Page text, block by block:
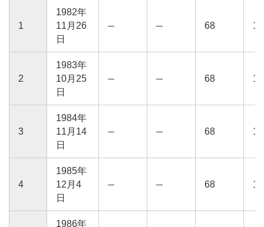
1
1982年
11月26
日
68 13
2
1983年
10月25
日
68 13
3
1984年
11月14
日
68 13
4
1985年
12月4
日
68 13
1986年